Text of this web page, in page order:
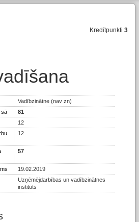
Kredītpunkti3
Vadībzinātne (nav zn)
81
12
12
57
19.02.2019
Uzņēmējdarbības un vadībzinātnes
institūts